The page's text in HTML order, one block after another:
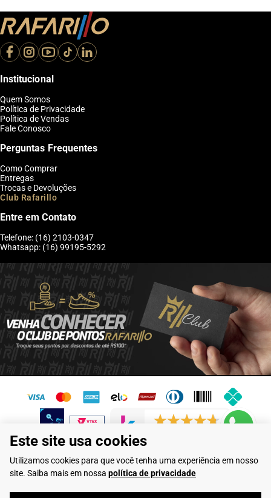
Este site usa cookies
Utilizamos cookies para que você tenha uma experiência em nosso
site. Saiba mais em nossa política de privacidade
Institucional
Quem Somos
Política de Privacidade
Política de Vendas
Fale Conosco
Perguntas Frequentes
Como Comprar
Entregas
Trocas e Devoluções
Club Rafarillo
Entre em Contato
Telefone: (16) 2103-0347
Whatsapp: (16) 99195-5292
Flamarian Comércio de Calçados LTDA - CNPJ: 10.913.950/0001-60 -
Rua Evangelista de Lima, 710 - Franca/SP
Coronel Tamarindo, 2435 - Franca/SP